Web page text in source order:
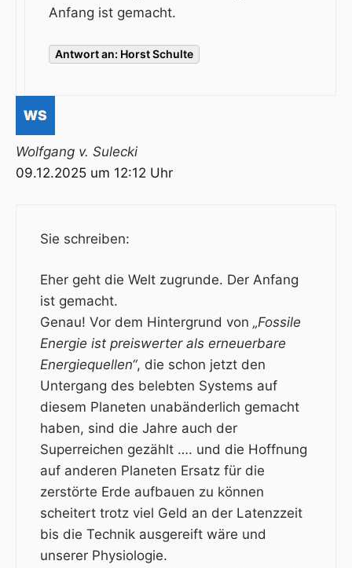
Anfang ist gemacht.
Antwort an: Horst Schulte
Wolfgang v. Sulecki
09.12.2025 um 12:12 Uhr
Sie schreiben:
Eher geht die Welt zugrunde. Der Anfang
ist gemacht.
Genau! Vor dem Hintergrund von „Fossile
Energie ist preiswerter als erneuerbare
Energiequellen“, die schon jetzt den
Untergang des belebten Systems auf
diesem Planeten unabänderlich gemacht
haben, sind die Jahre auch der
Superreichen gezählt …. und die Hoffnung
auf anderen Planeten Ersatz für die
zerstörte Erde aufbauen zu können
scheitert trotz viel Geld an der Latenzzeit
bis die Technik ausgereift wäre und
unserer Physiologie.